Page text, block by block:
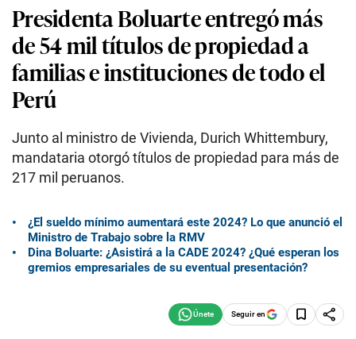
Presidenta Boluarte entregó más
de 54 mil títulos de propiedad a
familias e instituciones de todo el
Perú
Junto al ministro de Vivienda, Durich Whittembury,
mandataria otorgó títulos de propiedad para más de
217 mil peruanos.
¿El sueldo mínimo aumentará este 2024? Lo que anunció el
Ministro de Trabajo sobre la RMV
Dina Boluarte: ¿Asistirá a la CADE 2024? ¿Qué esperan los
gremios empresariales de su eventual presentación?
Seguir en